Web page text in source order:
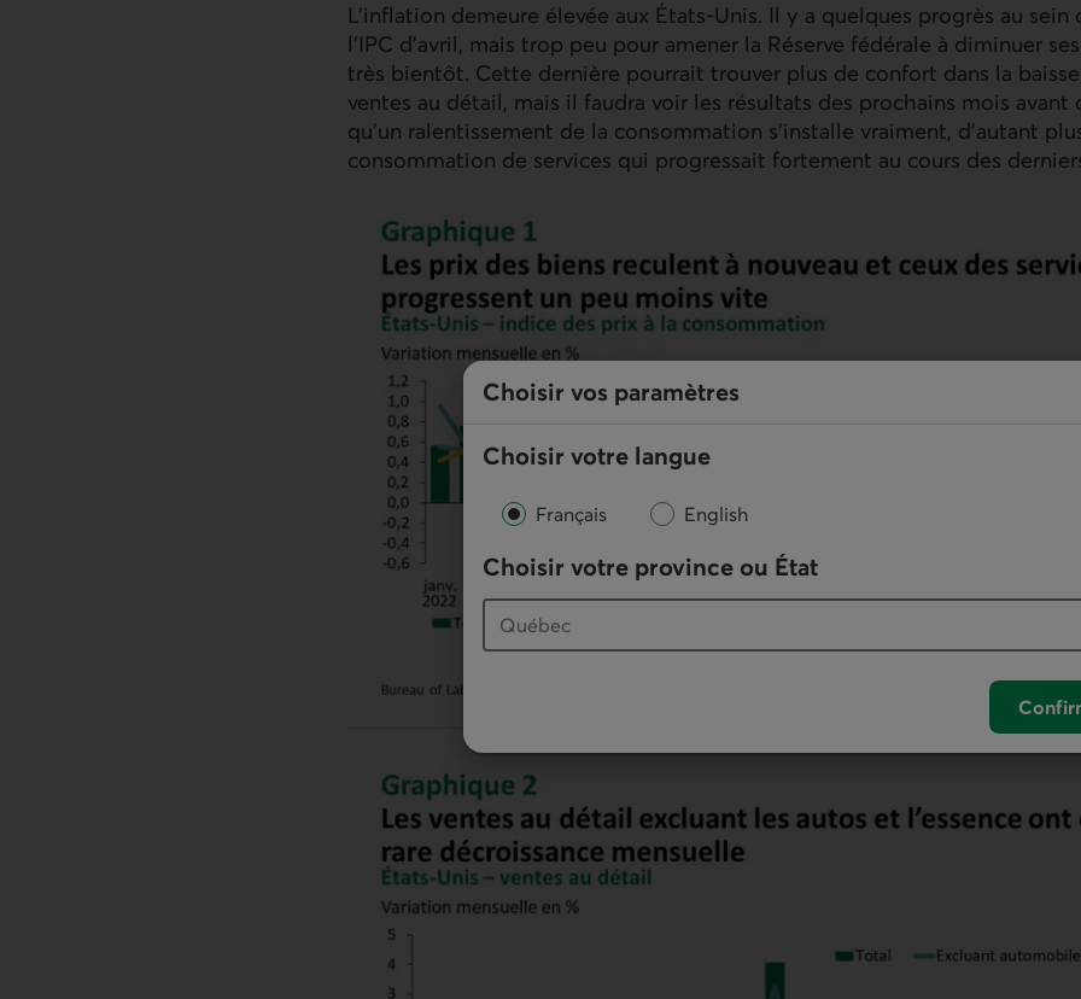
Choisir vos paramètres
Choisir votre langue
Français English
Choisir votre province ou État
L’inflation demeure élevée aux États‑Unis. Il y a quelques progrès au sein
l’IPC d’avril, mais trop peu pour amener la Réserve fédérale à diminuer
très bientôt. Cette dernière pourrait trouver plus de confort dans la
ventes au détail, mais il faudra voir les résultats des prochains mois avant
qu’un ralentissement de la consommation s’installe vraiment, d’autant
consommation de services qui progressait fortement au cours des